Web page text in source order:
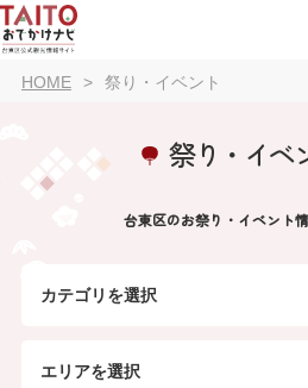
HOME 祭り・イベント
祭り・イベ
台東区のお祭り・イベント
カテゴリを選択
エリアを選択